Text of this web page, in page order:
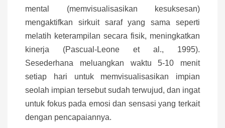
mental (memvisualisasikan kesuksesan)
mengaktifkan sirkuit saraf yang sama seperti
melatih keterampilan secara fisik, meningkatkan
kinerja (Pascual-Leone et al., 1995).
Sesederhana meluangkan waktu 5-10 menit
setiap hari untuk memvisualisasikan impian
seolah impian tersebut sudah terwujud, dan ingat
untuk fokus pada emosi dan sensasi yang terkait
dengan pencapaiannya.